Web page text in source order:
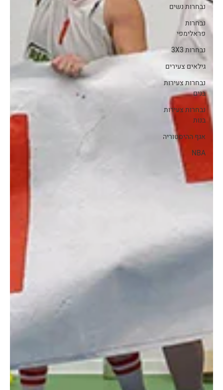
נבחרות נשים
נבחרות
פראלימפי
נבחרות 3X3
גילאים צעירים
נבחרות צעירות
בנים
נבחרות צעירות
בנות
אגף ההיסטוריה
NBA